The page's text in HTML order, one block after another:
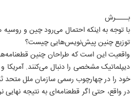
بــــرش
با توجه به اینکه احتمال می‌رود چین و روسیه
توزیع چنین پیش‌‌نویس‌هایی چیست؟
واقعیت این است که طراحان چنین
دیپلماتیک مشخصی را دنبال می‌کنند.
خود را در چهارچوب رسمی سازمان ملل متحد
در واقع، حتی اگر قطعنامه‌ای به نتیجه